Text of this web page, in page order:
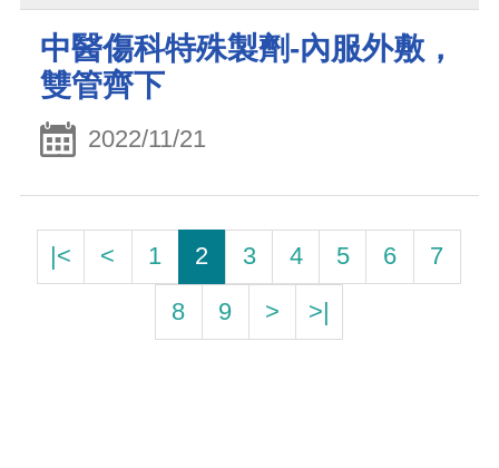
中醫傷科特殊製劑-內服外敷，
雙管齊下
2022/11/21
|< < 1 2 3 4 5 6
7
8
9 > >|